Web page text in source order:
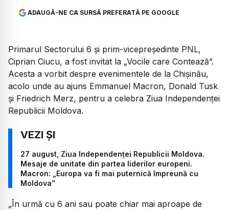
ADAUGĂ-NE CA SURSĂ PREFERATĂ PE GOOGLE
Primarul Sectorului 6 și prim-vicepreședinte PNL,
Ciprian Ciucu, a fost invitat la „Vocile care Contează”.
Acesta a vorbit despre evenimentele de la Chișinău,
acolo unde au ajuns Emmanuel Macron, Donald Tusk
și Friedrich Merz, pentru a celebra Ziua Independenței
Republicii Moldova.
27 august, Ziua Independenței Republicii Moldova.
Mesaje de unitate din partea liderilor europeni.
Macron: „Europa va fi mai puternică împreună cu
Moldova”
„În urmă cu 6 ani sau poate chiar mai aproape de